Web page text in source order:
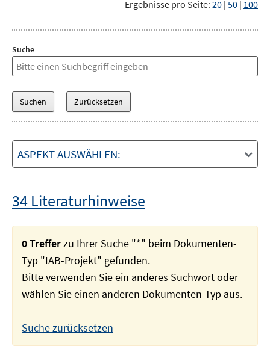
Ergebnisse pro Seite: 20 | 50 | 100
Suche
ASPEKT AUSWÄHLEN:
34 Literaturhinweise
0 Trefferzu Ihrer Suche "*" beim Dokumenten-
Typ "IAB-Projekt" gefunden.
Bitte verwenden Sie ein anderes Suchwort oder
wählen Sie einen anderen Dokumenten-Typ aus.
Suche zurücksetzen